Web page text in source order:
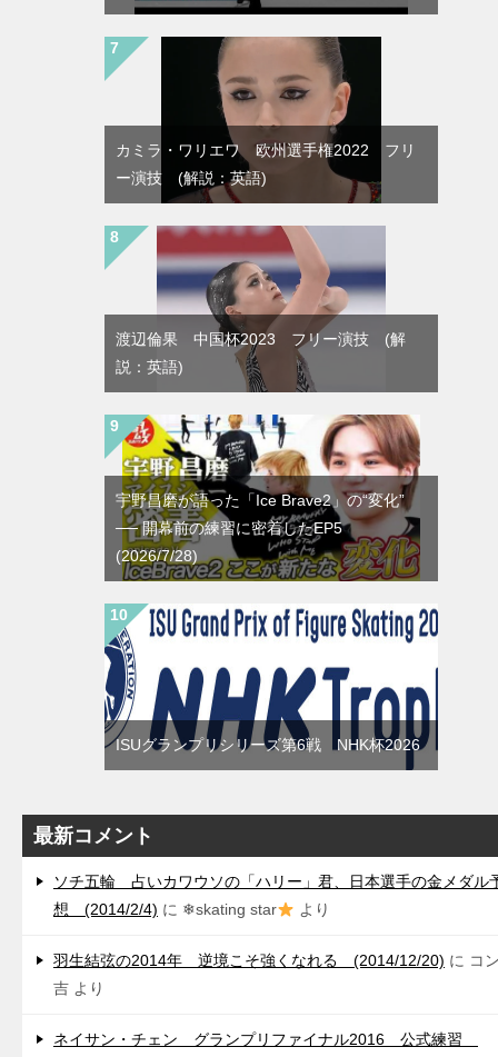
カミラ・ワリエワ 欧州選手権2022 フリ
ー演技 (解説：英語)
渡辺倫果 中国杯2023 フリー演技 (解
説：英語)
宇野昌磨が語った「Ice Brave2」の“変化”
── 開幕前の練習に密着したEP5
(2026/7/28)
ISUグランプリシリーズ第6戦 NHK杯2026
最新コメント
ソチ五輪 占いカワウソの「ハリー」君、日本選手の金メダル
想 (2014/2/4) に ❄skating star より
羽生結弦の2014年 逆境こそ強くなれる (2014/12/20) に コ
吉 より
ネイサン・チェン グランプリファイナル2016 公式練習